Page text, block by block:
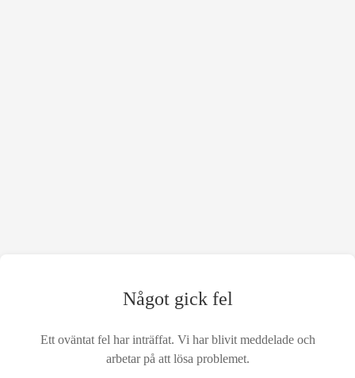
Något gick fel
Ett oväntat fel har inträffat. Vi har blivit meddelade och
arbetar på att lösa problemet.